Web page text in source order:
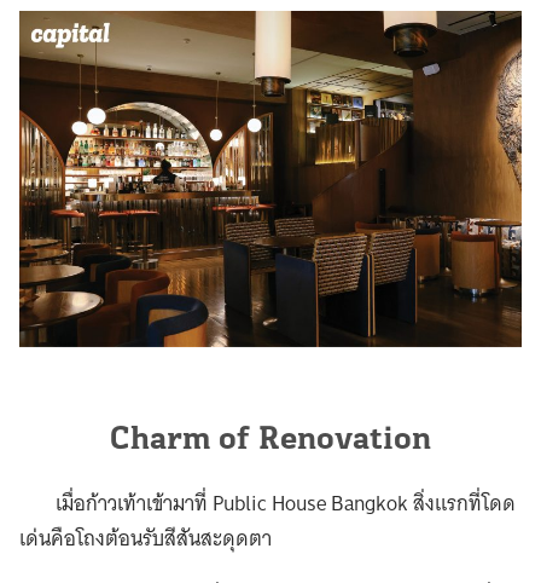
Charm of Renovation
เมื่อก้าวเท้าเข้ามาที่ Public House Bangkok สิ่งแรกที่โดด
เด่นคือโถงต้อนรับสีสันสะดุดตา